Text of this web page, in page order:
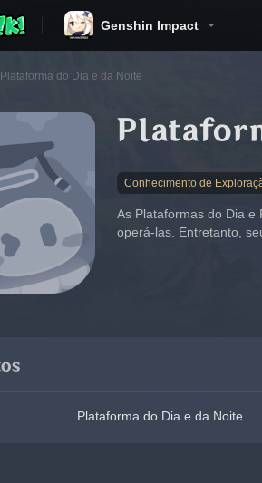
Genshin Impact
Plataforma do Dia e da Noite
Conhecimento de
As Plataformas do Dia e
operá-las. Entretanto,
Plataforma do Dia e da Noite